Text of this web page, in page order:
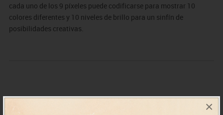
×
cada uno de los 9 píxeles puede codificarse para mostrar 10
colores diferentes y 10 niveles de brillo para un sinfín de
posibilidades creativas.